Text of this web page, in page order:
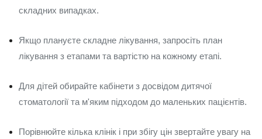
складних випадках.
Якщо плануєте складне лікування, запросіть план
лікування з етапами та вартістю на кожному етапі.
Для дітей обирайте кабінети з досвідом дитячої
стоматології та м'яким підходом до маленьких пацієнтів.
Порівнюйте кілька клінік і при збігу цін звертайте увагу на